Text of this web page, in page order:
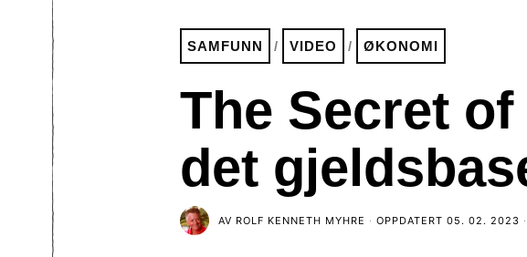
SAMFUNN / VIDEO / ØKONOMI
The Secret
det
AV ROLF KENNETH MYHRE OPPDATERT 05. 02. 2023